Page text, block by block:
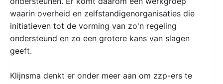
waarin overheid en zelfstandigenorganisaties die
initiatieven tot de vorming van zo'n regeling
ondersteund en zo een grotere kans van slagen
geeft.
Klijnsma denkt er onder meer aan om zzp-ers te